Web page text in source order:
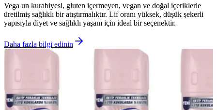
Vega un kurabiyesi, gluten içermeyen, vegan ve doğal içeriklerle
üretilmiş sağlıklı bir atıştırmalıktır. Lif oranı yüksek, düşük şekerli
yapısıyla diyet ve sağlıklı yaşam için ideal bir seçenektir.
Daha fazla bilgi edinin